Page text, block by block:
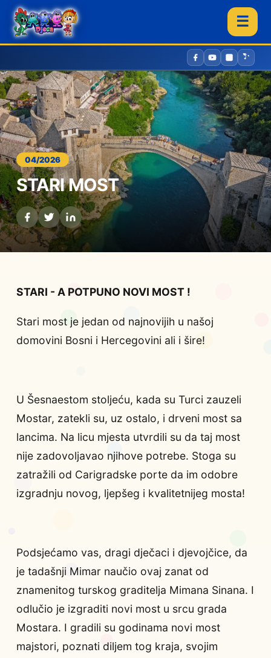
☰
04/2026
STARI MOST
STARI - A POTPUNO NOVI MOST !
Stari most je jedan od najnovijih u našoj
domovini Bosni i Hercegovini ali i šire!
U Šesnaestom stoljeću, kada su Turci zauzeli
Mostar, zatekli su, uz ostalo, i drveni most sa
lancima. Na licu mjesta utvrdili su da taj most
nije zadovoljavao njihove potrebe. Stoga su
zatražili od Carigradske porte da im odobre
izgradnju novog, ljepšeg i kvalitetnijeg mosta!
Podsjećamo vas, dragi dječaci i djevojčice, da
je tadašnji Mimar naučio ovaj zanat od
znamenitog turskog graditelja Mimana Sinana. I
odlučio je izgraditi novi most u srcu grada
Mostara. I gradili su godinama novi most
majstori, poznati diljem tog kraja, svojim